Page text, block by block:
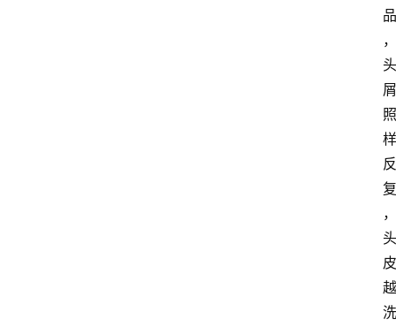
品
，
头
屑
照
样
反
复
，
头
皮
越
洗